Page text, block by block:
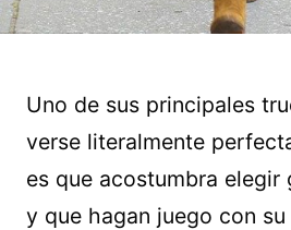
Uno de sus principales
verse literalmente
es que acostumbra elegir
y que hagan juego con